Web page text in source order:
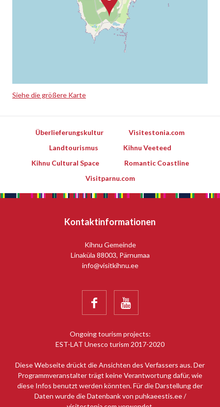
Siehe die größere Karte
Überlieferungskultur
Visitestonia.com
Landtourismus
Kihnu Veeteed
Kihnu Cultural Space
Romantic Coastline
Visitparnu.com
Kontaktinformationen
Kihnu Gemeinde
Linaküla 88003, Pärnumaa
info@visitkihnu.ee
 
Ongoing tourism projects:
EST-LAT Unesco turism 2017-2020
Diese Webseite drückt die Ansichten des Verfassers aus. Der
Programmveranstalter trägt keine Verantwortung dafür, wie
diese Infos benutzt werden könnten. Für die Darstellung der
Daten wurde die Datenbank von puhkaeestis.ee /